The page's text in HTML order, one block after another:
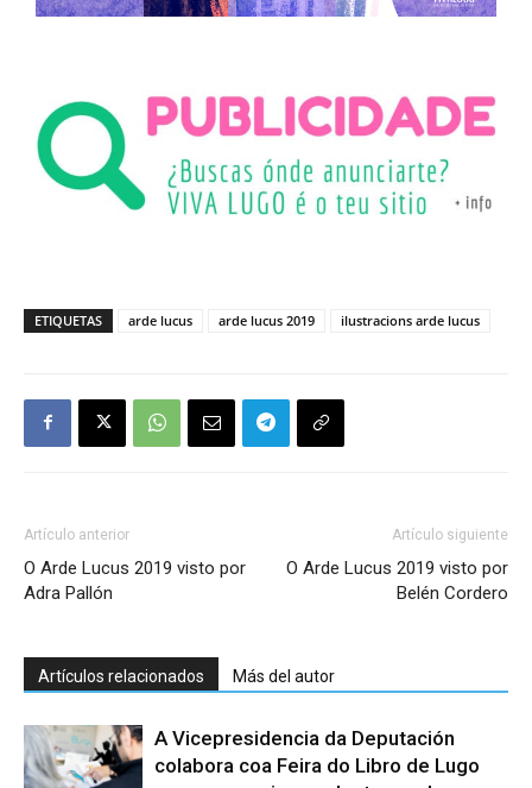
ETIQUETAS arde lucus arde lucus 2019 ilustracions arde lucus
Artículo anterior
O Arde Lucus 2019 visto por
Adra Pallón
Artículo siguiente
O Arde Lucus 2019 visto por
Belén Cordero
Artículos relacionados Más del autor
A Vicepresidencia da Deputación
colabora coa Feira do Libro de Lugo